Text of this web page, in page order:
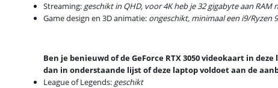
Streaming: geschikt in QHD, voor 4K heb je 32 gigabyte aan RAM
Game design en 3D animatie: ongeschikt, minimaal een i9/Ryzen
Ben je benieuwd of de GeForce RTX 3050 videokaart in
dan in onderstaande lijst of deze laptop voldoet aan de
League of Legends: geschikt